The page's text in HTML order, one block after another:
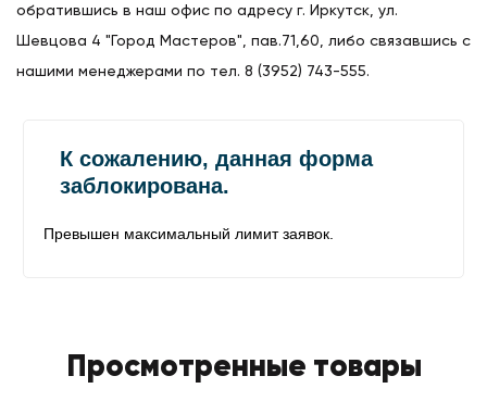
обратившись в наш офис по адресу г. Иркутск, ул.
Шевцова 4 "Город Мастеров", пав.71,60, либо связавшись с
нашими менеджерами по тел. 8 (3952) 743-555.
Просмотренные товары